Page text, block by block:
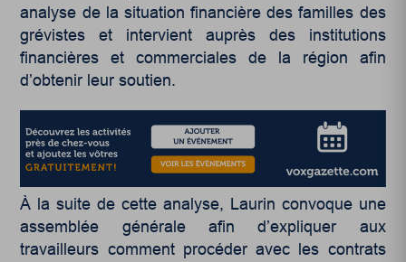
analyse de la situation financière des familles des
grévistes et intervient auprès des institutions
financières et commerciales de la région afin
d’obtenir leur soutien.
À la suite de cette analyse, Laurin convoque une
assemblée générale afin d’expliquer aux
travailleurs comment procéder avec les contrats